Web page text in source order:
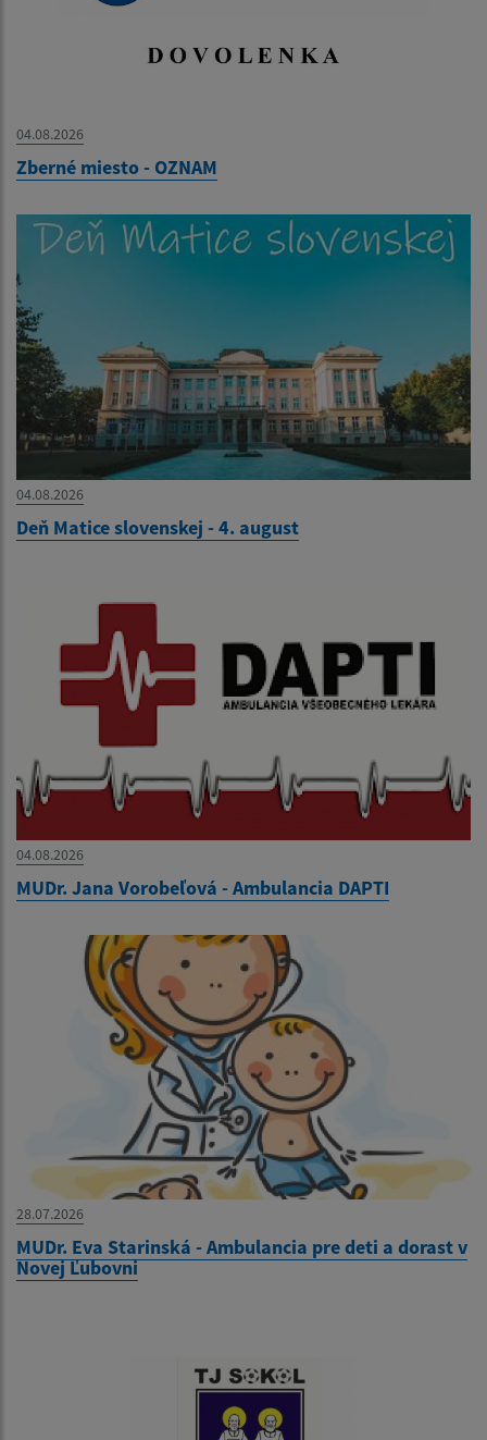
04.08.2026
Zberné miesto - OZNAM
04.08.2026
Deň Matice slovenskej - 4. august
04.08.2026
MUDr. Jana Vorobeľová - Ambulancia DAPTI
28.07.2026
MUDr. Eva Starinská - Ambulancia pre deti a dorast v
Novej Ľubovni